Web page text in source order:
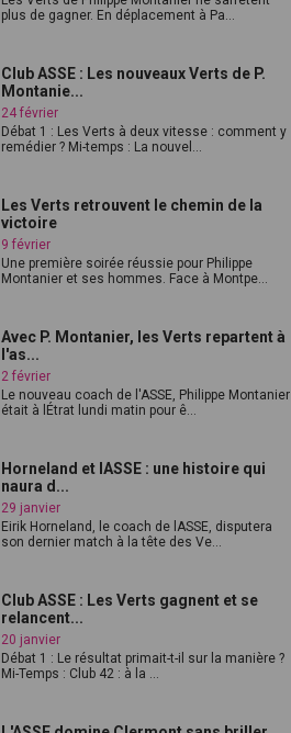
plus de gagner. En déplacement à Pa...
Club ASSE : Les nouveaux Verts de P.
Montanie...
24 février
Débat 1 : Les Verts à deux vitesse : comment y
remédier ? Mi-temps : La nouvel...
Les Verts retrouvent le chemin de la
victoire
9 février
Une première soirée réussie pour Philippe
Montanier et ses hommes. Face à Montpe...
Avec P. Montanier, les Verts repartent à
l'as...
2 février
Le nouveau coach de l'ASSE, Philippe Montanier
était à lÉtrat lundi matin pour ê...
Horneland et lASSE : une histoire qui
naura d...
29 janvier
Eirik Horneland, le coach de lASSE, disputera
son dernier match à la tête des Ve...
Club ASSE : Les Verts gagnent et se
relancent...
20 janvier
Débat 1 : Le résultat primait-t-il sur la manière ?
Mi-Temps : Club 42 : à la ...